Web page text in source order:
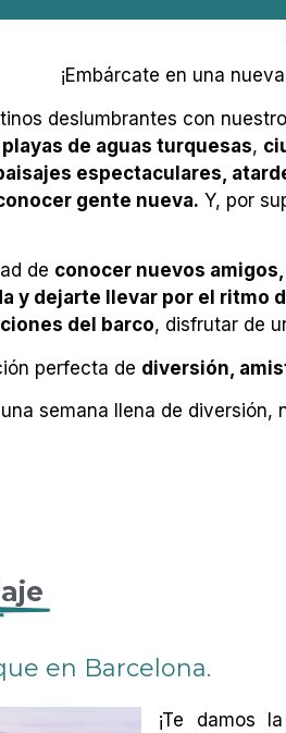
¡Embárcate en una
deslumbrantes con nuestro
playas de aguas turquesas,
espectaculares,
gente nueva. Y, por
de conocer nuevos
y dejarte llevar por el ritmo
del barco, disfrutar de
perfecta de diversión,
semana llena de
en Barcelona.
¡Te damos